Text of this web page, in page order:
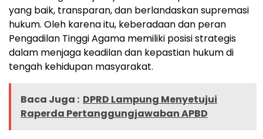
yang baik, transparan, dan berlandaskan supremasi
hukum. Oleh karena itu, keberadaan dan peran
Pengadilan Tinggi Agama memiliki posisi strategis
dalam menjaga keadilan dan kepastian hukum di
tengah kehidupan masyarakat.
Baca Juga : DPRD Lampung Menyetujui
Raperda Pertanggungjawaban APBD